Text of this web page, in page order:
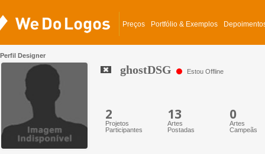
Preços Portfólio & Exemplos
ghostDSG Estou Offline
Perfil Designer
2
Projetos
Participantes
13
Artes
Postadas
0
Artes
Campeãs